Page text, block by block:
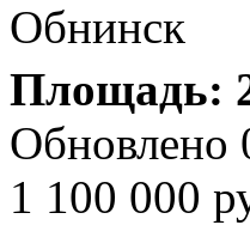
Обнинск
Площадь:
Обновлено
1 100 000